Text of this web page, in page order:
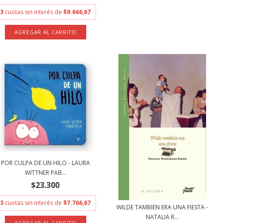
3 cuotas sin interés de$9.666,67
POR CULPA DE UN HILO - LAURA
WITTNER PAB...
$23.300
3 cuotas sin interés de$7.766,67
WILDE TAMBIEN ERA UNA FIESTA -
NATALIA R...